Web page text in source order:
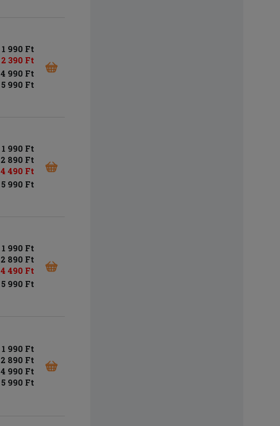
1 990 Ft
2 390 Ft
4 990 Ft
5 990 Ft
1 990 Ft
2 890 Ft
4 490 Ft
5 990 Ft
1 990 Ft
2 890 Ft
4 490 Ft
5 990 Ft
1 990 Ft
2 890 Ft
4 990 Ft
5 990 Ft